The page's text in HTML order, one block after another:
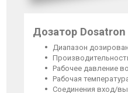
Дозатор Dosatron
Диапазон
Рабочее давление
Рабочая
Соединения вход/